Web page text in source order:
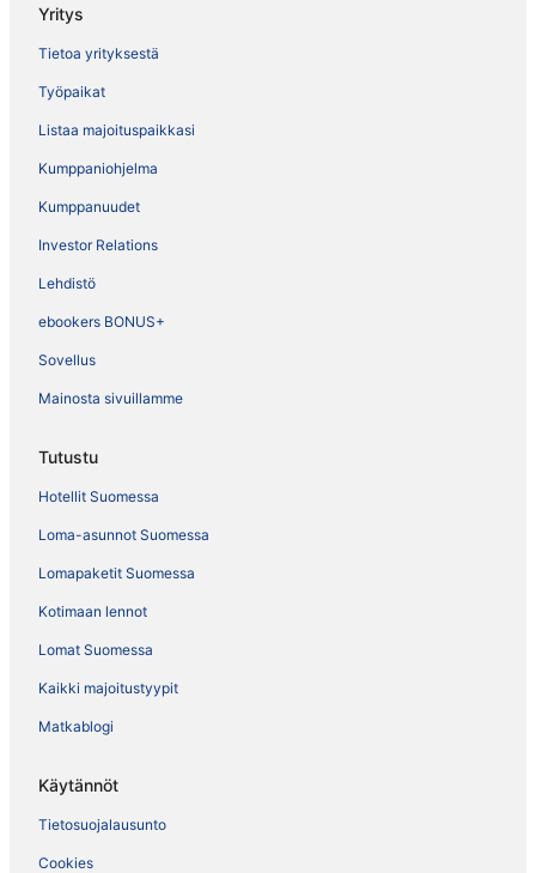
Yritys
Tietoa yrityksestä
Työpaikat
Listaa majoituspaikkasi
Kumppaniohjelma
Kumppanuudet
Investor Relations
Lehdistö
ebookers BONUS+
Sovellus
Mainosta sivuillamme
Tutustu
Hotellit Suomessa
Loma-asunnot Suomessa
Lomapaketit Suomessa
Kotimaan lennot
Lomat Suomessa
Kaikki majoitustyypit
Matkablogi
Käytännöt
Tietosuojalausunto
Cookies